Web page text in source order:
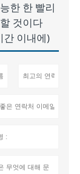
한 한 빨리
것이다
간 이내에)